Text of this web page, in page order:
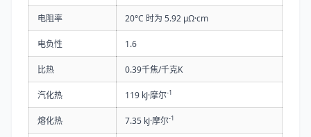
电阻率 20°C 时为 5.92 µΩ·cm
电负性 1.6
比热 0.39千焦/千克K
汽化热 119 kJ·摩尔-1
熔化热 7.35 kJ·摩尔-1